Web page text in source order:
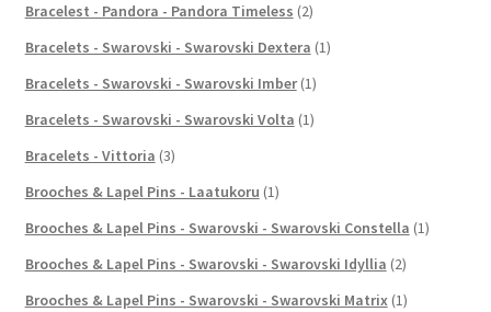
Bracelest - Pandora - Pandora Timeless (2)
Bracelets - Swarovski - Swarovski Dextera (1)
Bracelets - Swarovski - Swarovski Imber (1)
Bracelets - Swarovski - Swarovski Volta (1)
Bracelets - Vittoria (3)
Brooches & Lapel Pins - Laatukoru (1)
Brooches & Lapel Pins - Swarovski - Swarovski Constella (1)
Brooches & Lapel Pins - Swarovski - Swarovski Idyllia (2)
Brooches & Lapel Pins - Swarovski - Swarovski Matrix (1)